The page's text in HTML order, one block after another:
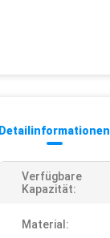
Detailinformationen
Verfügbare
Kapazität:
Material: